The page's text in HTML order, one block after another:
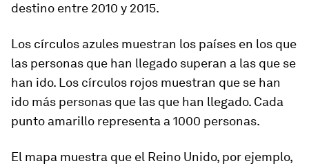
destino entre 2010 y 2015.
Los círculos azules muestran los países en los que
las personas que han llegado superan a las que se
han ido. Los círculos rojos muestran que se han
ido más personas que las que han llegado. Cada
punto amarillo representa a 1000 personas.
El mapa muestra que el Reino Unido, por ejemplo,